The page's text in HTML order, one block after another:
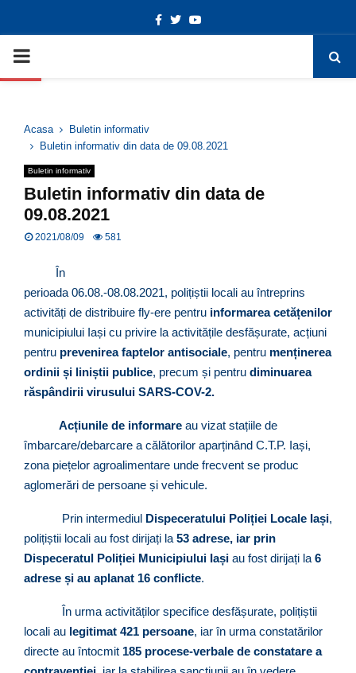
Deschide bara de unelte
Facebook
TwitterYoutube
PRIMARY
Acasa
Buletin informativ
Buletin informativ din data de 09.08.2021
Buletin informativ
Buletin informativ din data de
09.08.2021
2021/08/09 581
În
perioada 06.08.-08.08.2021, polițiștii locali au întreprins
activități de distribuire fly-ere pentru informarea cetățenilor
municipiului Iași cu privire la activitățile desfășurate, acțiuni
pentru prevenirea faptelor antisociale, pentru menținerea
ordinii și liniștii publice, precum și pentru diminuarea
răspândirii virusului SARS-COV-2.
Acțiunile de informare au vizat stațiile de
îmbarcare/debarcare a călătorilor aparținând C.T.P. Iași,
zona piețelor agroalimentare unde frecvent se produc
aglomerări de persoane și vehicule.
Prin intermediul Dispeceratului Poliției Locale Iași,
polițiștii locali au fost dirijați la 53 adrese, iar prin
Dispeceratul Poliției Municipiului Iași au fost dirijați la 6
adrese și au aplanat 16 conflicte.
În urma activităților specifice desfășurate, polițiștii
locali au legitimat 421 persoane, iar în urma constatărilor
directe au întocmit 185 procese-verbale de constatare a